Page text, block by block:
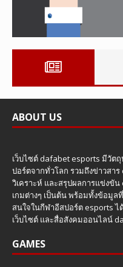
ABOUT US
เว็บไซต์ dafabet esports มีวัต
ปอร์ตจากทั่วโลก รวมถึงข่าวสา
วิเคราะห์ และสรุปผลการแข่งขั
เกมต่างๆ เป็นต้น พร้อมทั้งข้อมูล
สนใจในกีฬาอีสปอร์ต esports ไ
เว็บไซต์ และสื่อสังคมออนไลน์
GAMES